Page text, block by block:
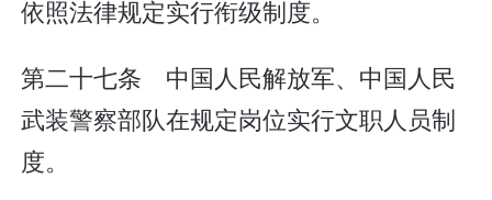
依照法律规定实行衔级制度。
第二十七条 中国人民解放军、中国人民
武装警察部队在规定岗位实行文职人员制
度。